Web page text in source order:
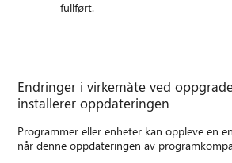
fullført.
Endringer i virkemåte ved
installerer oppdateringen
Programmer eller enheter kan oppleve en
når denne oppdateringen av